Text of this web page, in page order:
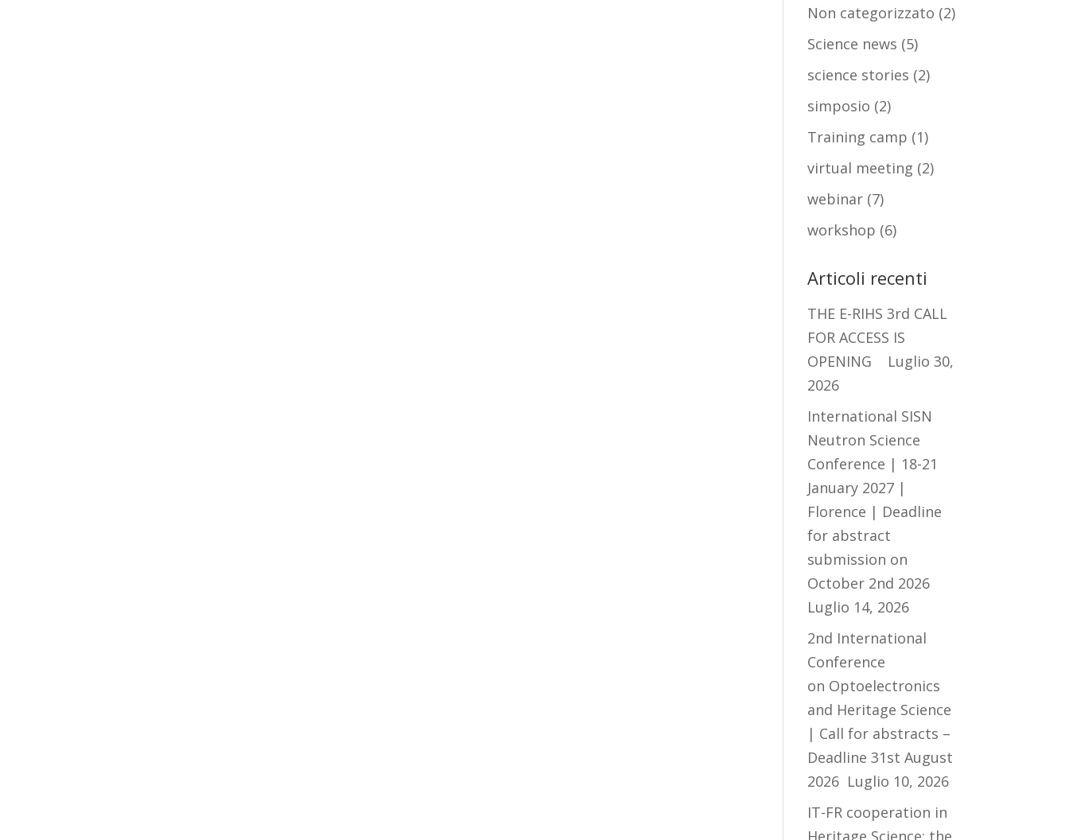
Non categorizzato (2)
Science news (5)
science stories (2)
simposio (2)
Training camp (1)
virtual meeting (2)
webinar (7)
workshop (6)
Articoli recenti
THE E-RIHS 3rd CALL
FOR ACCESS IS
OPENING
Luglio 30,
2026
International SISN
Neutron Science
Conference | 18-21
January 2027 |
Florence | Deadline
for abstract
submission on
October 2nd 2026
Luglio 14, 2026
2nd International
Conference
on Optoelectronics
and Heritage Science
| Call for abstracts –
Deadline 31st August
2026 Luglio 10, 2026
IT-FR cooperation in
Heritage Science: the